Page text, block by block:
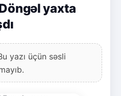
yaxta
yazı üçün səsli